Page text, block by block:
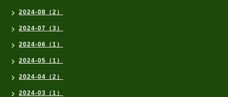
2024-08（2）
2024-07（3）
2024-06（1）
2024-05（1）
2024-04（2）
2024-03（1）